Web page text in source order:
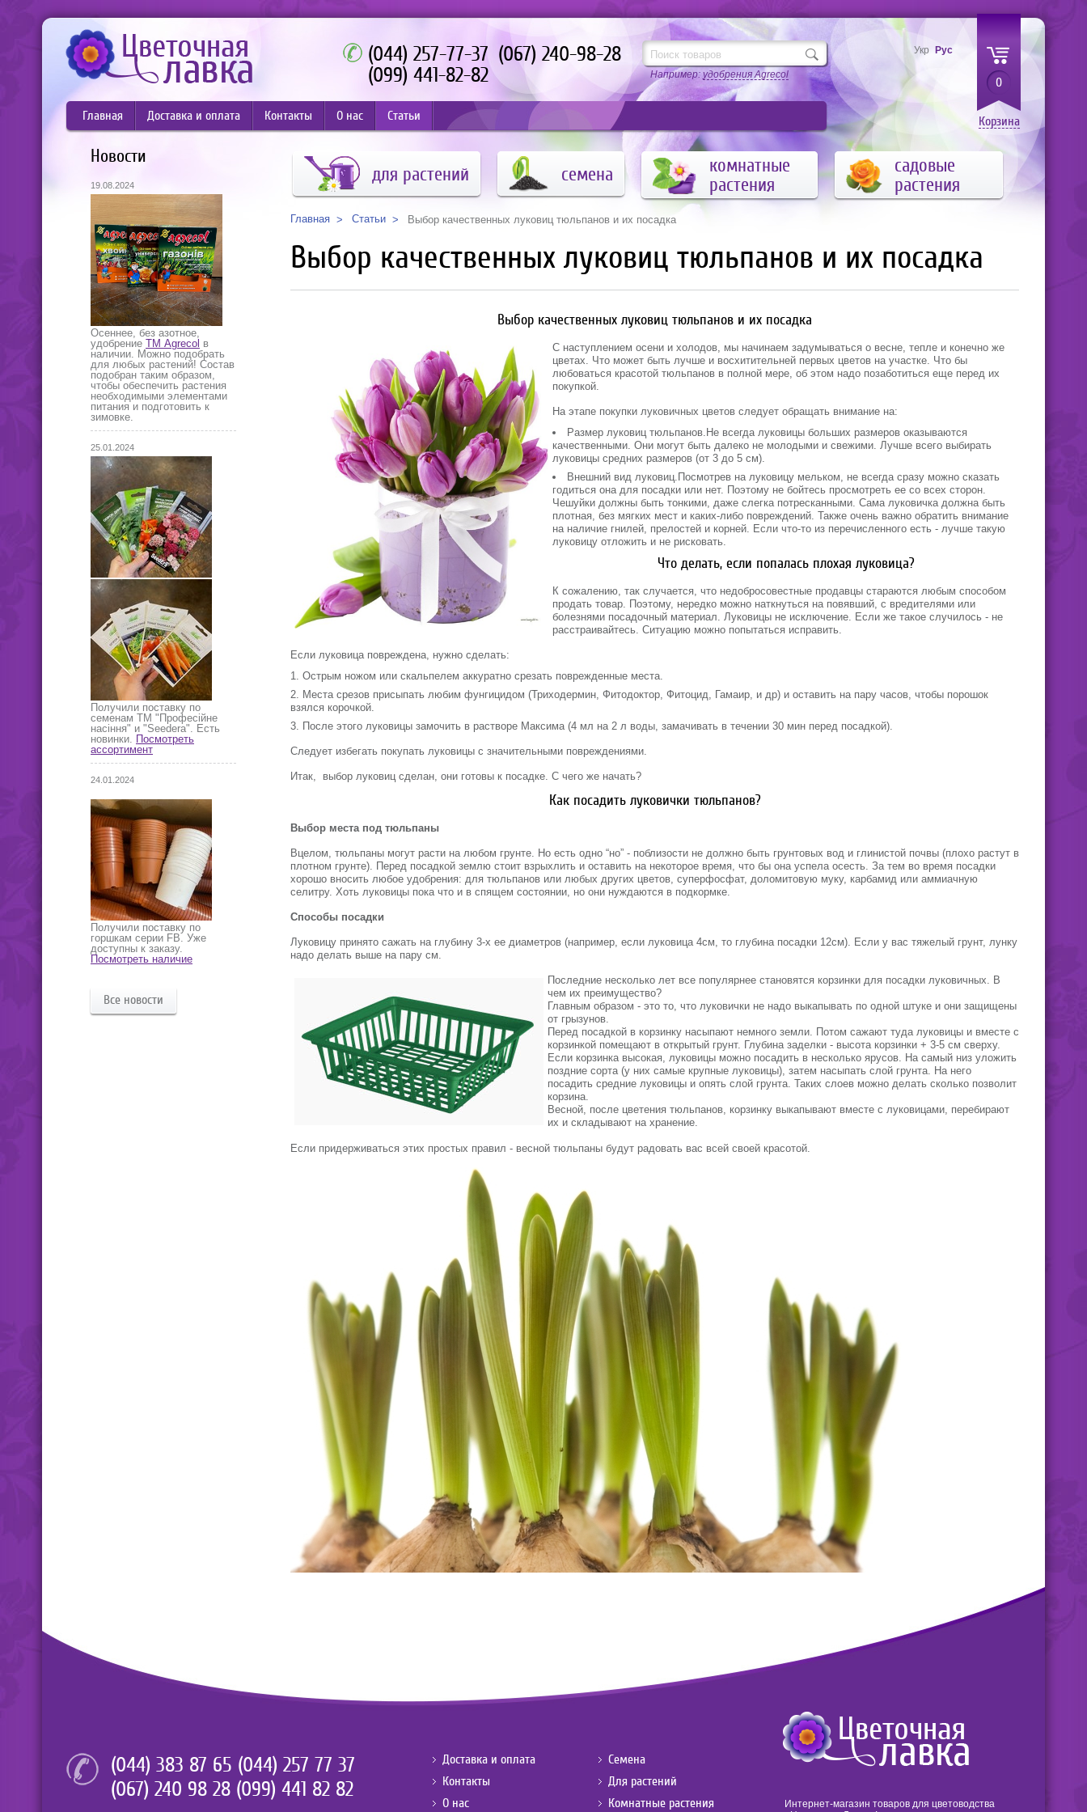
(044) 257-77-37 (067) 240-98-28
(099) 441-82-82
Например:удобрения Agrecol
0
Корзина
Укр Рус
Главная Доставка и оплата Контакты О нас Статьи
Новости
19.08.2024
Осеннее, без азотное,
удобрение ТМ Agrecol в
наличии. Можно подобрать
для любых растений! Состав
подобран таким образом,
чтобы обеспечить растения
необходимыми элементами
питания и подготовить к
зимовке.
25.01.2024
Получили поставку по
семенам ТМ "Професійне
насіння" и "Seedera". Есть
новинки. Посмотреть
ассортимент
24.01.2024
Получили поставку по
горшкам серии FB. Уже
доступны к заказу.
Посмотреть наличие
Все новости
для растений семена
комнатные
растения
садовые
растения
Главная Статьи Выбор качественных луковиц тюльпанов и их посадка
Выбор качественных луковиц тюльпанов и их посадка
Выбор качественных луковиц тюльпанов и их посадка
С наступлением осени и холодов, мы начинаем задумываться о весне, тепле и конечно же
цветах. Что может быть лучше и восхитительней первых цветов на участке. Что бы
любоваться красотой тюльпанов в полной мере, об этом надо позаботиться еще перед их
покупкой.
На этапе покупки луковичных цветов следует обращать внимание на:
Размер луковиц тюльпанов.Не всегда луковицы больших размеров оказываются
качественными. Они могут быть далеко не молодыми и свежими. Лучше всего выбирать
луковицы средних размеров (от 3 до 5 см).
Внешний вид луковиц.Посмотрев на луковицу мельком, не всегда сразу можно сказать
годиться она для посадки или нет. Поэтому не бойтесь просмотреть ее со всех сторон.
Чешуйки должны быть тонкими, даже слегка потресканными. Сама луковичка должна быть
плотная, без мягких мест и каких-либо повреждений. Также очень важно обратить внимание
на наличие гнилей, прелостей и корней. Если что-то из перечисленного есть - лучше такую
луковицу отложить и не рисковать.
Что делать, если попалась плохая луковица?
К сожалению, так случается, что недобросовестные продавцы стараются любым способом
продать товар. Поэтому, нередко можно наткнуться на повявший, с вредителями или
болезнями посадочный материал. Луковицы не исключение. Если же такое случилось - не
расстраивайтесь. Ситуацию можно попытаться исправить.
Если луковица повреждена, нужно сделать:
Острым ножом или скальпелем аккуратно срезать поврежденные места.
Места срезов присыпать любим фунгицидом (Триходермин, Фитодоктор, Фитоцид, Гамаир, и др) и оставить на пару часов, чтобы порошок
взялся корочкой.
После этого луковицы замочить в растворе Максима (4 мл на 2 л воды, замачивать в течении 30 мин перед посадкой).
Следует избегать покупать луковицы с значительными повреждениями.
Итак, выбор луковиц сделан, они готовы к посадке. С чего же начать?
Как посадить луковички тюльпанов?
Выбор места под тюльпаны
Вцелом, тюльпаны могут расти на любом грунте. Но есть одно “но” - поблизости не должно быть грунтовых вод и глинистой почвы (плохо растут в
плотном грунте). Перед посадкой землю стоит взрыхлить и оставить на некоторое время, что бы она успела осесть. За тем во время посадки
хорошо вносить любое удобрения: для тюльпанов или любых других цветов, суперфосфат, доломитовую муку, карбамид или аммиачную
селитру. Хоть луковицы пока что и в спящем состоянии, но они нуждаются в подкормке.
Способы посадки
Луковицу принято сажать на глубину 3-х ее диаметров (например, если луковица 4см, то глубина посадки 12см). Если у вас тяжелый грунт, лунку
надо делать выше на пару см.
Последние несколько лет все популярнее становятся корзинки для посадки луковичных. В
чем их преимущество?
Главным образом - это то, что луковички не надо выкапывать по одной штуке и они защищены
от грызунов.
Перед посадкой в корзинку насыпают немного земли. Потом сажают туда луковицы и вместе с
корзинкой помещают в открытый грунт. Глубина заделки - высота корзинки + 3-5 см сверху.
Если корзинка высокая, луковицы можно посадить в несколько ярусов. На самый низ уложить
поздние сорта (у них самые крупные луковицы), затем насыпать слой грунта. На него
посадить средние луковицы и опять слой грунта. Таких слоев можно делать сколько позволит
корзина.
Весной, после цветения тюльпанов, корзинку выкапывают вместе с луковицами, перебирают
их и складывают на хранение.
Если придерживаться этих простых правил - весной тюльпаны будут радовать вас всей своей красотой.
(044) 383 87 65 (044) 257 77 37
(067) 240 98 28 (099) 441 82 82
Доставка и оплата
Контакты
О нас
Семена
Для растений
Комнатные растения
Интернет-магазин товаров для цветоводства